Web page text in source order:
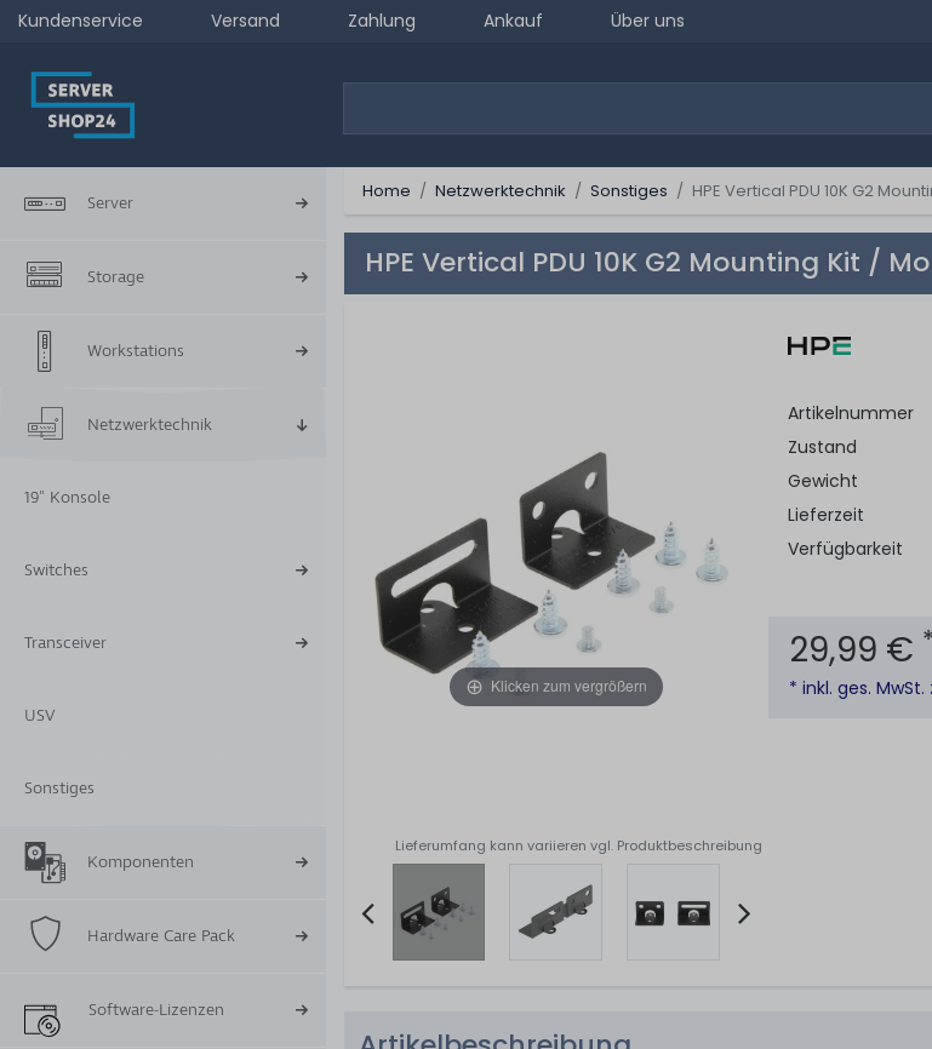
Kundenservice Versand Zahlung Ankauf Über uns
Server
Storage
Workstations
Netzwerktechnik
19" Konsole
Switches
Transceiver
USV
Sonstiges
Komponenten
Hardware Care Pack
Software-Lizenzen
Home Netzwerktechnik Sonstiges HPE Vertical PDU 10K G2
HPE Vertical PDU 10K G2 Mounting Kit /
Klicken zum vergrößern
Lieferumfang kann variieren vgl. Produktbeschreibung
Artikelnummer
Zustand
Gewicht
Lieferzeit
Verfügbarkeit
29,99 € *
* inkl. ges.